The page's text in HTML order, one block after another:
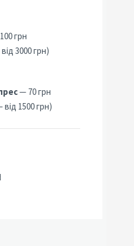
грн
3000 грн)
— 70 грн
1500 грн)